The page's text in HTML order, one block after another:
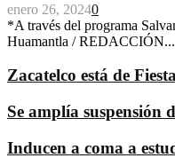
enero 26, 20240
*A través del programa
Huamantla / REDACCIÓN...
Zacatelco está de
Se amplía suspensión
Inducen a coma a